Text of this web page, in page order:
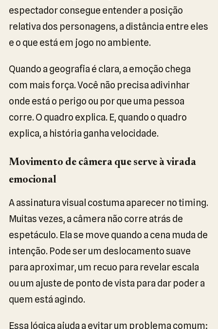
espectador consegue entender a posição
relativa dos personagens, a distância entre eles
e o que está em jogo no ambiente.
Quando a geografia é clara, a emoção chega
com mais força. Você não precisa adivinhar
onde está o perigo ou por que uma pessoa
corre. O quadro explica. E, quando o quadro
explica, a história ganha velocidade.
Movimento de câmera que serve à virada
emocional
A assinatura visual costuma aparecer no timing.
Muitas vezes, a câmera não corre atrás de
espetáculo. Ela se move quando a cena muda de
intenção. Pode ser um deslocamento suave
para aproximar, um recuo para revelar escala
ou um ajuste de ponto de vista para dar poder a
quem está agindo.
Essa lógica ajuda a evitar um problema comum: